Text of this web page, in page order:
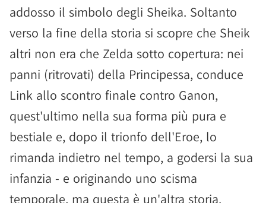
addosso il simbolo degli Sheika. Soltanto
verso la fine della storia si scopre che Sheik
altri non era che Zelda sotto copertura: nei
panni (ritrovati) della Principessa, conduce
Link allo scontro finale contro Ganon,
quest'ultimo nella sua forma più pura e
bestiale e, dopo il trionfo dell'Eroe, lo
rimanda indietro nel tempo, a godersi la sua
infanzia - e originando uno scisma
temporale, ma questa è un'altra storia.